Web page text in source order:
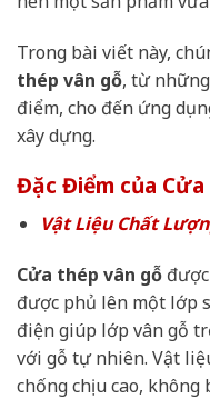
Trong bài viết này,
thép vân gỗ, từ
điểm, cho đến ứng
xây dựng.
Đặc Điểm của
Vật Liệu Chất
Cửa thép vân gỗ
được phủ lên một lớp
điện giúp lớp vân gỗ
với gỗ tự nhiên. Vật
chống chịu cao, không